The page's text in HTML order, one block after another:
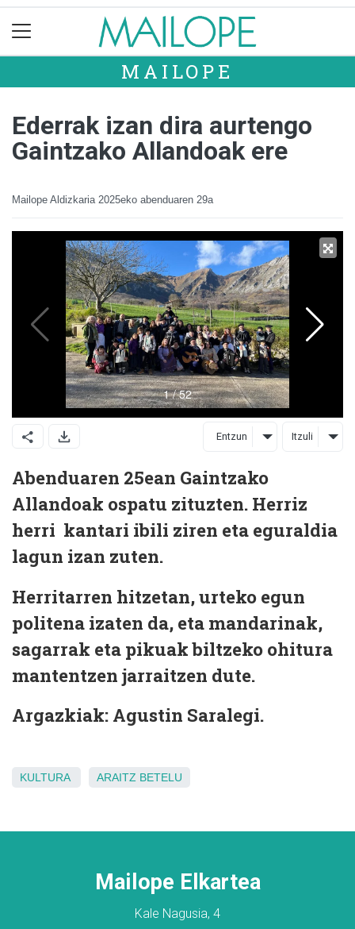
MAILOPE
Ederrak izan dira aurtengo
Gaintzako Allandoak ere
Mailope Aldizkaria 2025eko abenduaren 29a
Entzun Itzuli
Abenduaren 25ean Gaintzako
Allandoak ospatu zituzten. Herriz
herri kantari ibili ziren eta eguraldia
lagun izan zuten.
Herritarren hitzetan, urteko egun
politena izaten da, eta mandarinak,
sagarrak eta pikuak biltzeko ohitura
mantentzen jarraitzen dute.
Argazkiak: Agustin Saralegi.
KULTURA ARAITZ BETELU
Mailope Elkartea
Kale Nagusia, 4